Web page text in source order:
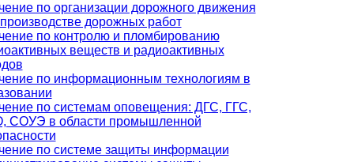
по организации дорожного движения
дорожных работ
по контролю и пломбированию
веществ и радиоактивных
по информационным технологиям в
по системам оповещения: ДГС, ГГС,
СОУЭ в области промышленной
по системе защиты информации